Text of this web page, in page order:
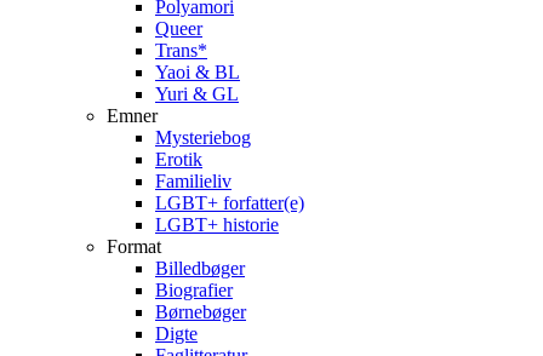
Polyamori
Queer
Trans*
Yaoi & BL
Yuri & GL
Emner
Mysteriebog
Erotik
Familieliv
LGBT+ forfatter(e)
LGBT+ historie
Format
Billedbøger
Biografier
Børnebøger
Digte